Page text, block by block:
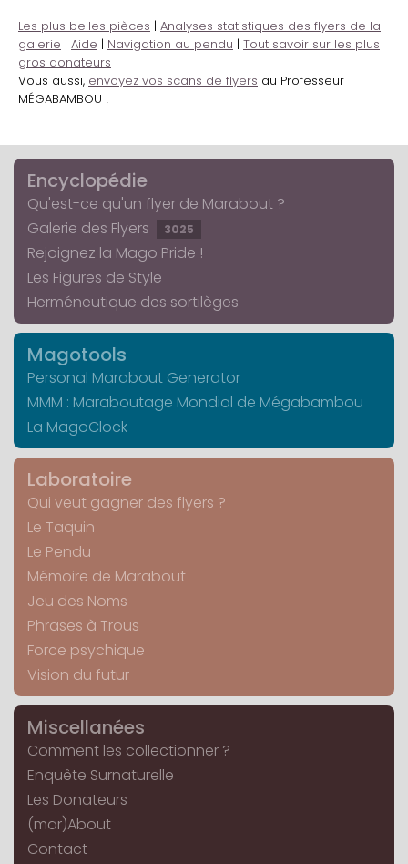
Les plus belles pièces | Analyses statistiques des flyers de la
galerie | Aide | Navigation au pendu | Tout savoir sur les plus
gros donateurs
Vous aussi, envoyez vos scans de flyers au Professeur
MÉGABAMBOU !
Encyclopédie
Qu'est-ce qu'un flyer de Marabout ?
Galerie des Flyers
3025
Rejoignez la Mago Pride !
Les Figures de Style
Herméneutique des sortilèges
Magotools
Personal Marabout Generator
MMM : Maraboutage Mondial de Mégabambou
La MagoClock
Laboratoire
Qui veut gagner des flyers ?
Le Taquin
Le Pendu
Mémoire de Marabout
Jeu des Noms
Phrases à Trous
Force psychique
Vision du futur
Miscellanées
Comment les collectionner ?
Enquête Surnaturelle
Les Donateurs
(mar)About
Contact